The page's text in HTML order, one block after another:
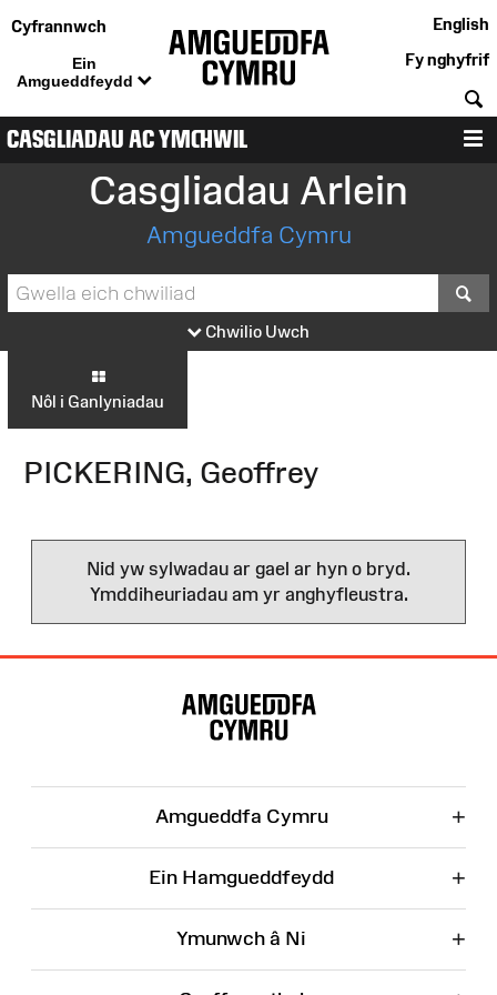
Cyfrannwch
Ein
Amgueddfeydd
English
Fy nghyfrif
CASGLIADAU AC YMCHWIL
Casgliadau Arlein
Amgueddfa Cymru
Chwilio Uwch
Nôl i Ganlyniadau
PICKERING, Geoffrey
Nid yw sylwadau ar gael ar hyn o bryd.
Ymddiheuriadau am yr anghyfleustra.
Amgueddfa Cymru +
Ein Hamgueddfeydd +
Ymunwch â Ni +